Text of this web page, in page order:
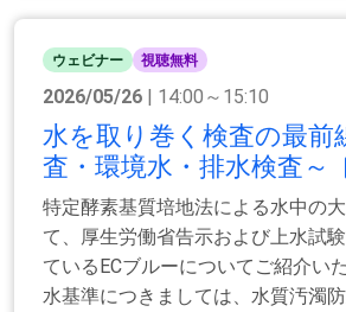
ウェビナー 視聴無料
2026/05/26 | 14:00～15:10
水を取り巻く検査の最前
査・環境水・排水検査～
特定酵素基質培地法による水中の
て、厚生労働省告示および上水試
ているECブルーについてご紹介い
水基準につきましては、水質汚濁